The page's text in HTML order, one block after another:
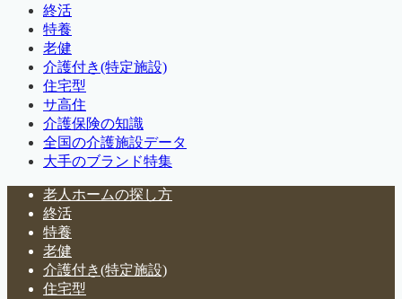
終活
特養
老健
介護付き(特定施設)
住宅型
サ高住
介護保険の知識
全国の介護施設データ
大手のブランド特集
老人ホームの探し方
終活
特養
老健
介護付き(特定施設)
住宅型